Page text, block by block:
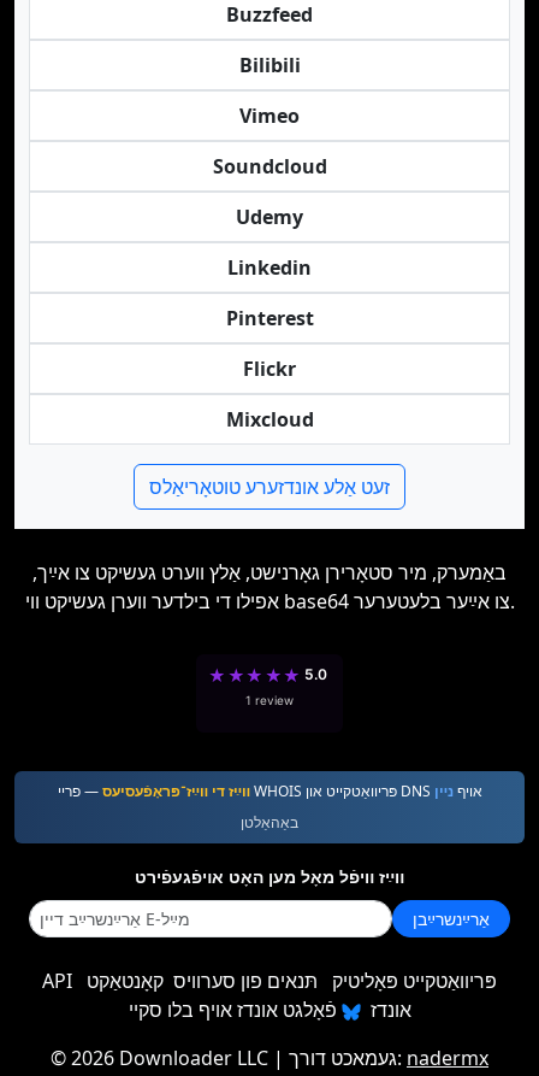
Buzzfeed
Bilibili
Vimeo
Soundcloud
Udemy
Linkedin
Pinterest
Flickr
Mixcloud
זעט אַלע אונדזערע טוטאָריאַלס
באַמערק, מיר סטאָרירן גאָרנישט, אַלץ ווערט געשיקט צו אײַך,
אפילו די בילדער ווערן געשיקט ווי base64 צו אײַער בלעטערער.
★ ★★ ★★ 5.0
1 review
װײַז די װײַז־פּראָפֿעסיעס — פריי WHOIS פּריוואַטקייט און DNS אױףנײן
באַהאַלטן
װײַז װיפֿל מאָל מען האָט אױפֿגעפֿירט
אַרײַנשרײַבן
API פּריוואַטקייט פּאָליטיק תּנאים פון סערוויס קאָנטאַקט
אונדז
פֿאָלגט אונדז אויף בלו סקיי
©2026 Downloader LLC | געמאכט דורך: nadermx